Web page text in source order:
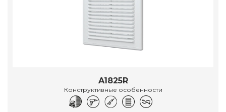
A1825R
Конструктивные особенности